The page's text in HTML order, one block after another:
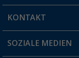
KONTAKT
Du hast eine Frage?
SOZIALE MEDIEN